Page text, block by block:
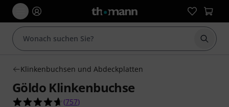
Suche
Klinkenbuchsen und Abdeckplatten
Göldo Klinkenbuchse
4.7 von 5 Sternen aus 757 Kundenbewertungen
(757)